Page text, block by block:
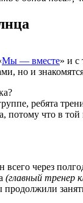
Мы — вместе» и с
но и
ребята
потому что в
через
(главный тренер